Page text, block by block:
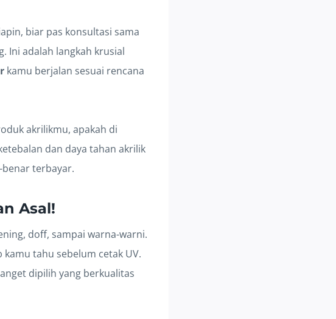
biar pas konsultasi sama
Ini adalah langkah krusial
kamu berjalan sesuai rencana
akrilikmu, apakah di
dan daya tahan akrilik
benar terbayar.
Asal!
doff, sampai warna-warni.
tahu sebelum cetak UV.
dipilih yang berkualitas